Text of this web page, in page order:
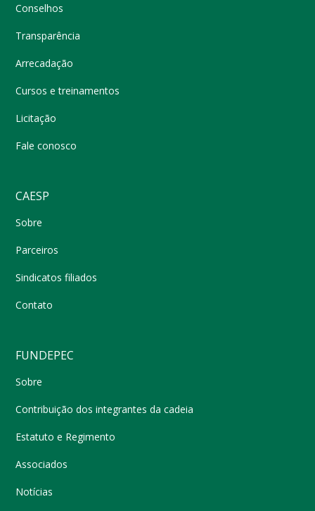
Conselhos
Transparência
Arrecadação
Cursos e treinamentos
Licitação
Fale conosco
CAESP
Sobre
Parceiros
Sindicatos filiados
Contato
FUNDEPEC
Sobre
Contribuição dos integrantes da cadeia
Estatuto e Regimento
Associados
Notícias